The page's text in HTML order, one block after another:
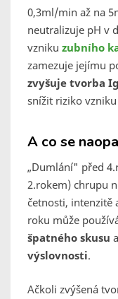
0,3ml/min až na
neutralizuje pH v
vzniku zubního
zamezuje jejímu
zvyšuje tvorba
snížit riziko
A co se
„Dumlání" před
2.rokem) chrupu
četnosti, intenzitě
roku může
špatného skusu
výslovnosti.
Ačkoli zvýšená